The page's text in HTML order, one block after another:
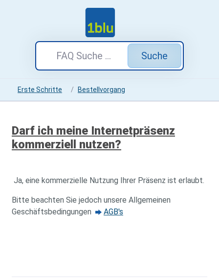
Suche
Erste Schritte Bestellvorgang
Darf ich meine Internetpräsenz
kommerziell nutzen?
Ja, eine kommerzielle Nutzung Ihrer Präsenz ist erlaubt.
Bitte beachten Sie jedoch unsere Allgemeinen
Geschäftsbedingungen
AGB's